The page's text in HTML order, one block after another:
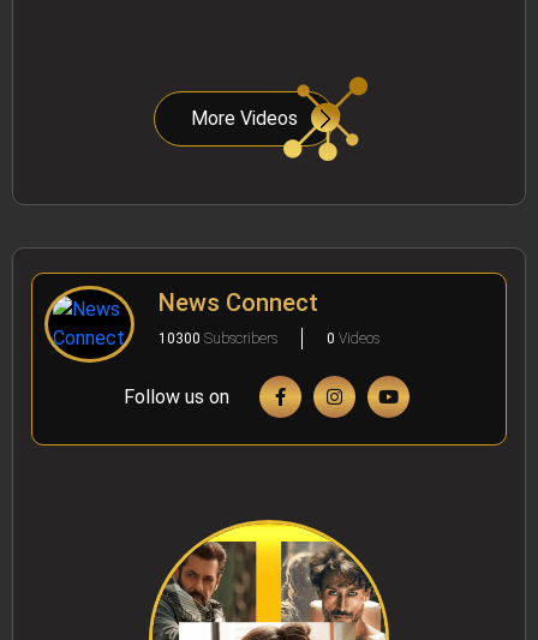
More Videos
News Connect
10300 Subscribers 0 Videos
Follow us on